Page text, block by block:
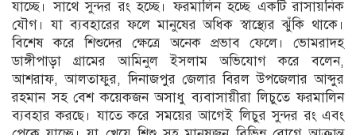
যাচ্ছে। সাথে সুন্দর রং হচ্ছে। ফরমালিন হচ্ছে একটি রাসায়নিক
যৌগ। যা ব্যবহারের ফলে মানুষের অধিক স্বাস্থ্যের ঝুঁকি থাকে।
বিশেষ করে শিশুদের ক্ষেত্রে অনেক প্রভাব ফেলে। ভোমরাদহ
ডাঙ্গীপাড়া গ্রামের আমিনুল ইসলাম অভিযোগ করে বলেন,
আশরাফ, আলতাফুর, দিনাজপুর জেলার বিরল উপজেলার আব্দুর
রহমান সহ বেশ কয়েকজন অসাধু ব্যবাসায়ীরা লিচুতে ফরমালিন
ব্যবহার করছে। যাতে করে সময়ের আগেই লিচুর সুন্দর রং এবং